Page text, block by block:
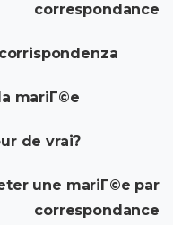
correspondance
mariГ©e
de vrai?
une mariГ©e par
correspondance